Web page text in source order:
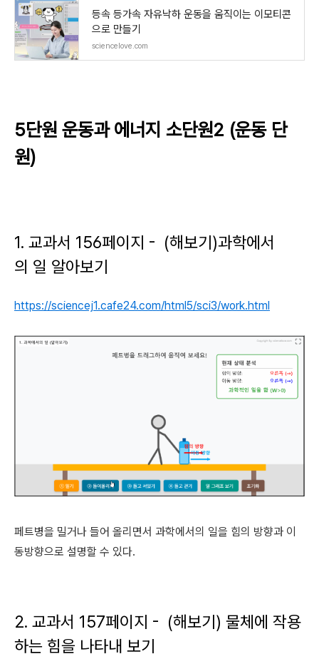
등속 등가속 자유낙하 운동을 움직이는 이모티콘
으로 만들기
sciencelove.com
5단원 운동과 에너지 소단원2 (운동 단
원)
1. 교과서 156페이지 - (해보기)과학에서
의 일 알아보기
https://sciencej1.cafe24.com/html5/sci3/work.html
페트병을 밀거나 들어 올리면서 과학에서의 일을 힘의 방향과 이
동방향으로 설명할 수 있다.
2. 교과서 157페이지 - (해보기) 물체에 작용
하는 힘을 나타내 보기